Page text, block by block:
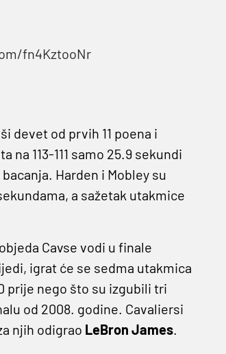
fn4KztooNr
​​devet od prvih 11 poena i
113-111 samo 25.9 sekundi
Harden i Mobley su
a sažetak utakmice
Cavse vodi u finale
igrat će se sedma utakmica
prije nego što su izgubili tri
od 2008. godine. Cavaliersi
njih odigrao LeBron James.